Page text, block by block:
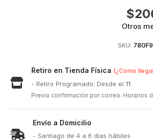
Otros
SKU:
Retiro en Tienda Física (¿Cómo
- Retiro Programado: Desde el11
Previa confirmación por correo. Horarios
Envío a Domicilio
- Santiago de 4 a 6 días hábiles